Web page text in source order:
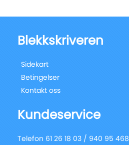
Blekkskriveren
Sidekart
Betingelser
Kontakt oss
Kundeservice
Telefon 61 26 18 03 / 940 95 468